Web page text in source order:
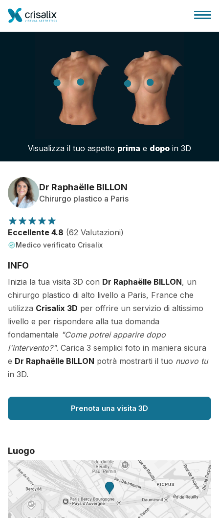
Accesso chirurghi
Piattaforma Business 3D
Piani
Recensioni dei pazienti
Visualizza il tuo aspetto prima e dopo in 3D
Dr Raphaëlle BILLON
Chirurgo plastico a Paris
Eccellente 4.8 (62 Valutazioni)
Medico verificato Crisalix
INFO
Inizia la tua visita 3D con Dr Raphaëlle BILLON, un
chirurgo plastico di alto livello a Paris, France che
utilizza Crisalix 3D per offrire un servizio di altissimo
livello e per rispondere alla tua domanda
fondamentale "Come potrei apparire dopo
l'intervento?". Carica 3 semplici foto in maniera sicura
e Dr Raphaëlle BILLON potrà mostrarti il tuo nuovo tu
in 3D.
Prenota una visita 3D
Luogo